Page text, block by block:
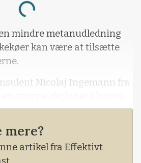
Loading...
mindre metanudledning
kan være at tilsætte
Nicolaj Ingemann fra
Danmark havde
på eliteafgræsning 2022.
blandt andet flere forsøg,
rapsfrø sænker
mere?
artikel fra Effektivt